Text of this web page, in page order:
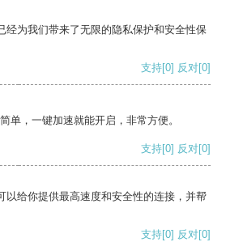
经为我们带来了无限的隐私保护和安全性保
支持[0] 反对[0]
单，一键加速就能开启，非常方便。
支持[0] 反对[0]
以给你提供最高速度和安全性的连接，并帮
支持[0] 反对[0]